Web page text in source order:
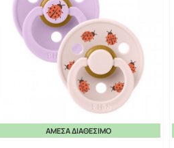
ΆΜΕΣΑ ΔΙΑΘΈΣΙΜΟ